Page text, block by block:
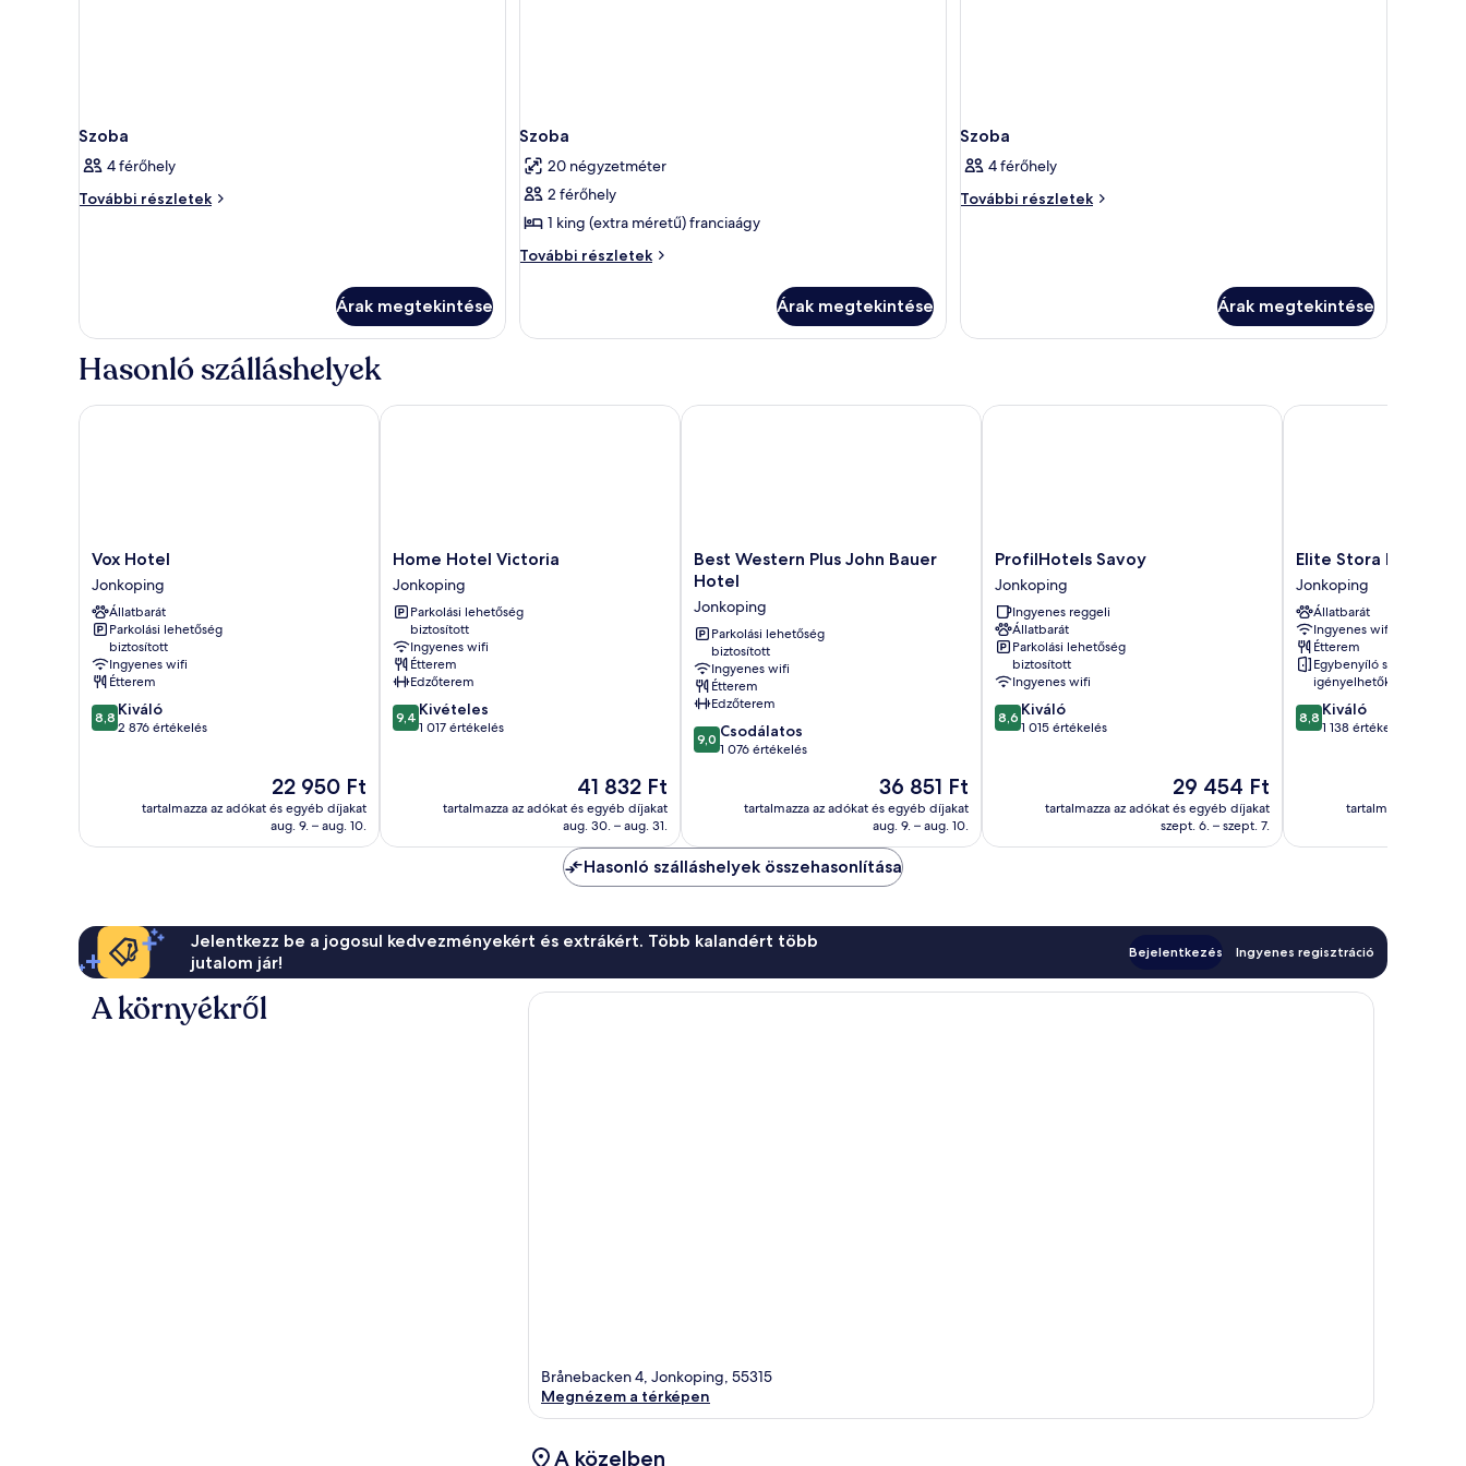
Szoba
4 férőhely
További részletek
Szoba
Árak megtekintése
Szoba
20 négyzetméter
2 férőhely
1 king (extra méretű) franciaágy
További részletek
Szoba
Árak megtekintése
Szoba
4 férőhely
További részletek
Szoba
Árak megtekintése
Hasonló szálláshelyek
Vox
Hotel
Jonkoping
Vox Hotel
Jonkoping
Állatbarát
Parkolási lehetőség
biztosított
Ingyenes wifi
Étterem
8.8
ennyiből:
értékelés
8,8 Kiváló
2 876 értékelés
Az
ár
22 950 Ft
22 950 Ft
tartalmazza az adókat és egyéb díjakat
aug. 9. – aug. 10.
Vox Hotel
Home
Hotel
Victoria
Jonkoping
Home Hotel Victoria
Jonkoping
Parkolási lehetőség
biztosított
Ingyenes wifi
Étterem
Edzőterem
9.4
ennyiből:
értékelés
9,4 Kivételes
1 017 értékelés
Az
41 832 Ft
41 832 Ft
tartalmazza az adókat és egyéb díjakat
aug. 30. – aug. 31.
Home Hotel Victoria
Best
Western
John
Bauer
Hotel
Jonkoping
Best Western Plus John Bauer
Hotel
Jonkoping
Parkolási lehetőség
biztosított
Ingyenes wifi
Étterem
Edzőterem
9.0
ennyiből:
9,0 Csodálatos
1 076 értékelés
Az
36 851 Ft
36 851 Ft
tartalmazza az adókat és egyéb díjakat
aug. 9. – aug. 10.
Best Western Plus John Bauer Hotel
ProfilHotels
Savoy
Jonkoping
ProfilHotels Savoy
Jonkoping
Ingyenes reggeli
Állatbarát
Parkolási lehetőség
biztosított
Ingyenes wifi
8.6
ennyiből:
értékelés
8,6 Kiváló
1 015 értékelés
Az
ár
29 454 Ft
29 454 Ft
tartalmazza az adókat és egyéb díjakat
szept. 6. – szept. 7.
ProfilHotels Savoy
Elite
Stora
Hotellet
Jönköping
Jonkoping
Elite Stora Hotellet
Jonkoping
Állatbarát
Ingyenes wifi
Étterem
Egybenyíló szobák
igényelhetők
8.8
ennyiből:
értékelés
8,8 Kiváló
1 138 értékelés
tartalmazza az
Elite Stora Hotellet
Hasonló szálláshelyek összehasonlítása
Jelentkezz be a jogosul kedvezményekért és extrákért. Több kalandért több
jutalom jár!
Bejelentkezés Ingyenes regisztráció
A környékről
Brånebacken 4, Jonkoping, 55315
Megnézem a térképen
A közelben